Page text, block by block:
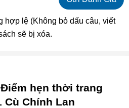
hợp lệ (Không bỏ dấu câu, viết
sẽ bị xóa.
hẹn thời trang
Chính Lan